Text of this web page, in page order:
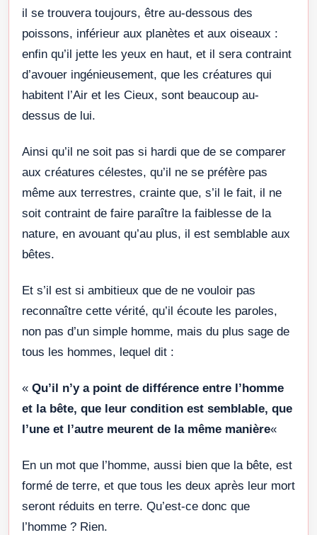
il se trouvera toujours, être au-dessous des
poissons, inférieur aux planètes et aux oiseaux :
enfin qu’il jette les yeux en haut, et il sera contraint
d’avouer ingénieusement, que les créatures qui
habitent l’Air et les Cieux, sont beaucoup au-
dessus de lui.
Ainsi qu’il ne soit pas si hardi que de se comparer
aux créatures célestes, qu’il ne se préfère pas
même aux terrestres, crainte que, s’il le fait, il ne
soit contraint de faire paraître la faiblesse de la
nature, en avouant qu’au plus, il est semblable aux
bêtes.
Et s’il est si ambitieux que de ne vouloir pas
reconnaître cette vérité, qu’il écoute les paroles,
non pas d’un simple homme, mais du plus sage de
tous les hommes, lequel dit :
« Qu’il n’y a point de différence entre l’homme
et la bête, que leur condition est semblable, que
l’une et l’autre meurent de la même manière«
En un mot que l’homme, aussi bien que la bête, est
formé de terre, et que tous les deux après leur mort
seront réduits en terre. Qu’est-ce donc que
l’homme ? Rien.